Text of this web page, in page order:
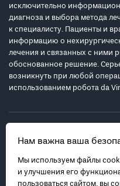
Нам важна ваша
Мы используем файлы
и улучшения его
пользоваться сайтом, вы
исключительно
диагноза и выбора метода
к специалисту. Пациенты и
информацию о
лечения и связанных с ними
обоснованное решение.
возникнуть при любой
использованием робота da
Политика обработки
Соглашение с пользователем